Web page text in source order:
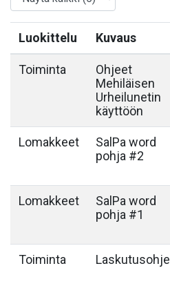
Luokittelu Kuvaus
Toiminta
Ohjeet
Mehiläisen
Urheilunetin
käyttöön
Lomakkeet
SalPa word
pohja #2
Lomakkeet
SalPa word
pohja #1
Toiminta
Laskutusohje